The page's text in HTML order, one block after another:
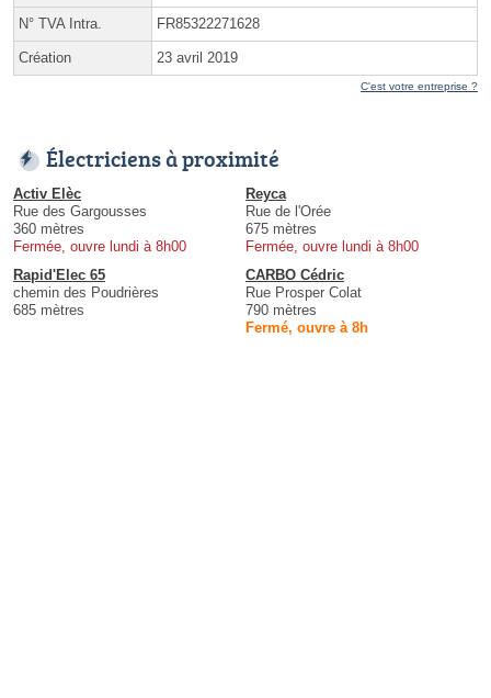
N° TVA Intra. FR85322271628
Création 23 avril 2019
C'est votre entreprise ?
Électriciens à proximité
Activ Elèc
Rue des Gargousses
360 mètres
Fermée, ouvre lundi à 8h00
Reyca
Rue de l'Orée
675 mètres
Fermée, ouvre lundi à 8h00
Rapid'Elec 65
chemin des Poudrières
685 mètres
CARBO Cédric
Rue Prosper Colat
790 mètres
Fermé, ouvre à 8h